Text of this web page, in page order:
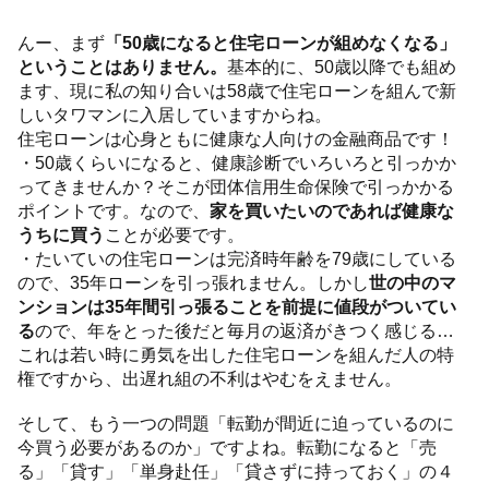
んー、まず 「50歳になると住宅ローンが組めなくなる」
ということはありません。基本的に、50歳以降でも組め
ます、現に私の知り合いは58歳で住宅ローンを組んで新
しいタワマンに入居していますからね。
住宅ローンは心身ともに健康な人向けの金融商品です！
・50歳くらいになると、健康診断でいろいろと引っかか
ってきませんか？そこが団体信用生命保険で引っかかる
ポイントです。なので、家を買いたいのであれば健康な
うちに買う ことが必要です。
・たいていの住宅ローンは完済時年齢を79歳にしている
ので、35年ローンを引っ張れません。しかし世の中のマ
ンションは35年間引っ張ることを前提に値段がついてい
るので、年をとった後だと毎月の返済がきつく感じる…
これは若い時に勇気を出した住宅ローンを組んだ人の特
権ですから、出遅れ組の不利はやむをえません。
そして、もう一つの問題「転勤が間近に迫っているのに
今買う必要があるのか」ですよね。転勤になると「売
る」「貸す」「単身赴任」「貸さずに持っておく」の４